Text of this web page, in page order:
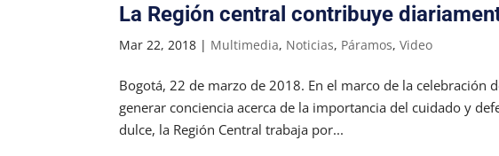
La Región central contribuye
Mar 22, 2018 | Multimedia, Noticias, Páramos,Video
Bogotá, 22 de marzo de 2018. En el marco de la celebración
generar conciencia acerca de la importancia del cuidado y
dulce, la Región Central trabaja por...